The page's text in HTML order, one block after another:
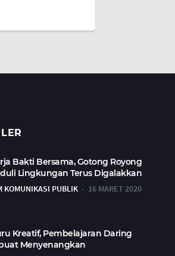
Bakti Bersama, Gotong Royong
Lingkungan Terus Digalakkan
KOMUNIKASI PUBLIK
16 MARET 2020
Kreatif, Pembelajaran Daring
Menyenangkan